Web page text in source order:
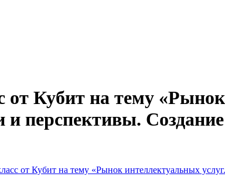
Кубит на тему
перспективы.
от Кубит на тему «Рынок интеллектуальных